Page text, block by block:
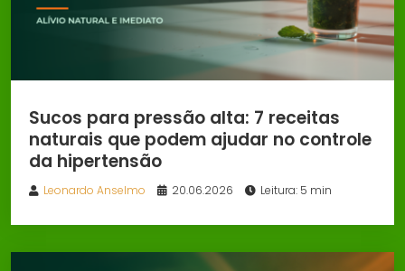
Sucos para pressão alta: 7 receitas
naturais que podem ajudar no controle
da hipertensão
Leonardo Anselmo 20.06.2026 Leitura: 5 min